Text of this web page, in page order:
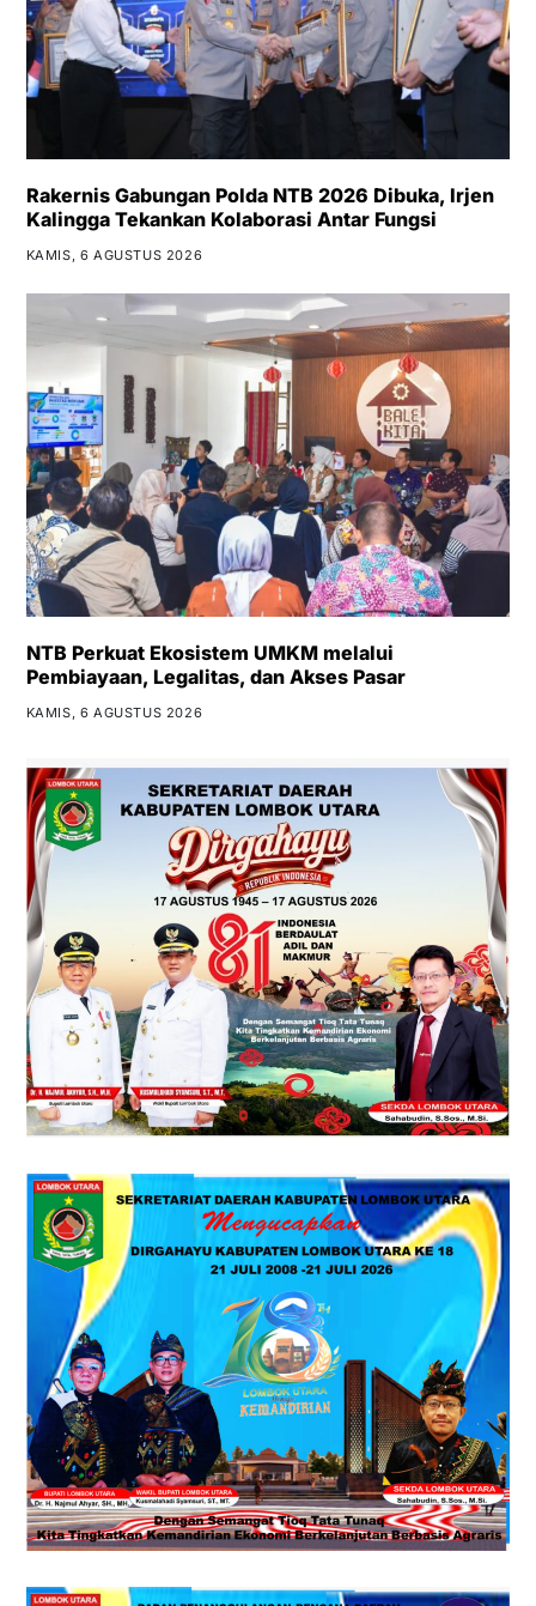
Rakernis Gabungan Polda NTB 2026 Dibuka, Irjen
Kalingga Tekankan Kolaborasi Antar Fungsi
KAMIS, 6 AGUSTUS 2026
NTB Perkuat Ekosistem UMKM melalui
Pembiayaan, Legalitas, dan Akses Pasar
KAMIS, 6 AGUSTUS 2026